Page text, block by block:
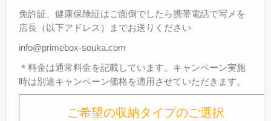
免許証、健康保険証はご面倒でしたら携帯電話で写メを
店長（以下アドレス）までお送りください
info@primebox-souka.com
＊料金は通常料金を記載しています。キャンペーン実施
時は別途キャンペーン価格を適用させていただきます。
ご希望の収納タイプのご選択